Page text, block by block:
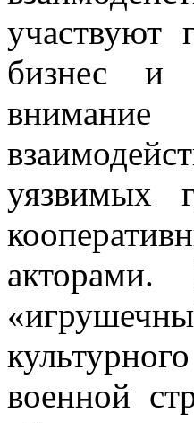
участвуют
бизнес и
внимание
уязвимых
военной